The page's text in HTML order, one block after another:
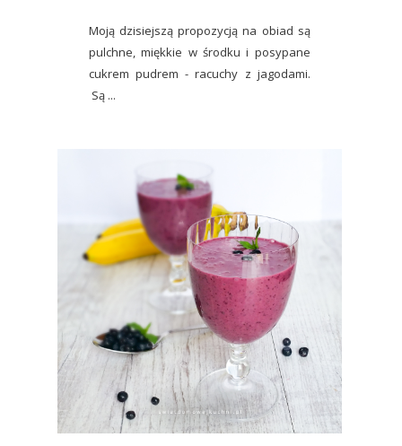
Moją dzisiejszą propozycją na obiad są
pulchne, miękkie w środku i posypane
cukrem pudrem - racuchy z jagodami.
Są ...